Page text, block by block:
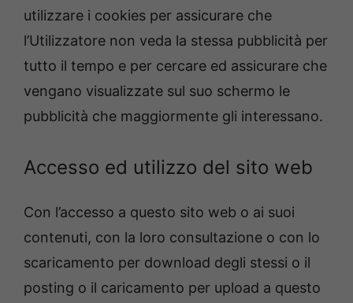
utilizzare i cookies per assicurare che
l’Utilizzatore non veda la stessa pubblicità per
tutto il tempo e per cercare ed assicurare che
vengano visualizzate sul suo schermo le
pubblicità che maggiormente gli interessano.
Accesso ed utilizzo del sito web
Con l’accesso a questo sito web o ai suoi
contenuti, con la loro consultazione o con lo
scaricamento per download degli stessi o il
posting o il caricamento per upload a questo